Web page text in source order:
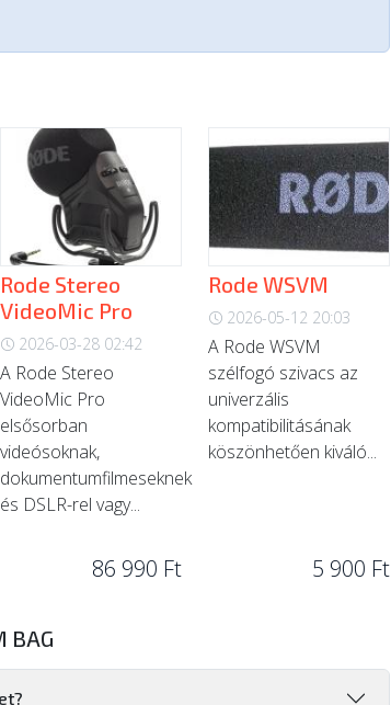
Rode Stereo
VideoMic Pro
2026-03-28 02:42
A Rode Stereo
VideoMic Pro
elsősorban
videósoknak,
dokumentumfilmeseknek
és DSLR-rel vagy...
86 990 Ft
Rode WSVM
2026-05-12 20:03
A Rode WSVM
szélfogó szivacs az
univerzális
kompatibilitásának
köszönhetően kiváló...
5 900 Ft
BAG